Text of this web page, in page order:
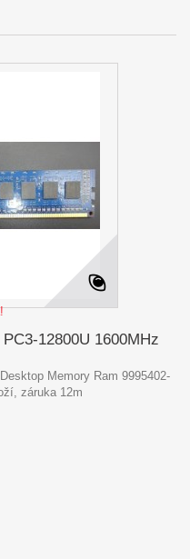
12800U 1600MHz
Memory Ram 9995402-
záruka 12m